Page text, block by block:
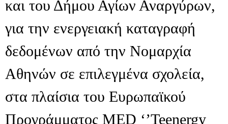
και του Δήμου Αγίων Αναργύρων,
για την ενεργειακή καταγραφή
δεδομένων από την Νομαρχία
Αθηνών σε επιλεγμένα σχολεία,
στα πλαίσια του Ευρωπαϊκού
Προγράμματος MED ‘’Teenergy